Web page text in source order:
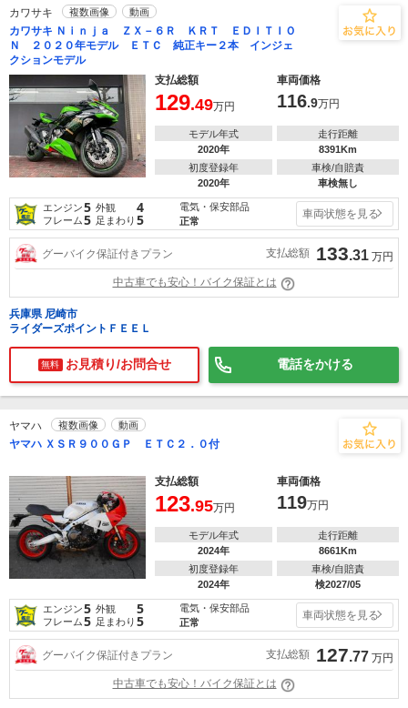
カワサキ 複数画像 動画
カワサキ Ｎｉｎｊａ ＺＸ－６Ｒ ＫＲＴ ＥＤＩＴＩＯ
Ｎ ２０２０年モデル ＥＴＣ 純正キー２本 インジェ
クションモデル
支払総額
車両価格
129.49万円 116.9万円
モデル年式
2020年
走行距離
8391Km
初度登録年
2020年
車検/自賠責
車検無し
エンジン5 外観 4
フレーム5 足まわり 5
電気・保安部品
正常
車両状態を見る
グーバイク保証付きプラン 支払総額 133.31 万円
中古車でも安心！バイク保証とは
兵庫県 尼崎市
ライダーズポイントＦＥＥＬ
無料 お見積り/お問合せ 電話をかける
ヤマハ 複数画像 動画
ヤマハ ＸＳＲ９００ＧＰ ＥＴＣ２．０付
支払総額 車両価格
123.95万円 119万円
モデル年式
2024年
走行距離
8661Km
初度登録年
2024年
車検/自賠責
検2027/05
エンジン5 外観 5
フレーム5 足まわり 5
電気・保安部品
正常
車両状態を見る
グーバイク保証付きプラン 支払総額 127.77 万円
中古車でも安心！バイク保証とは